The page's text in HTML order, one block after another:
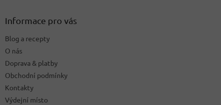
Informace pro vás
Blog a recepty
O nás
Doprava & platby
Obchodní podmínky
Kontakty
Výdejní místo